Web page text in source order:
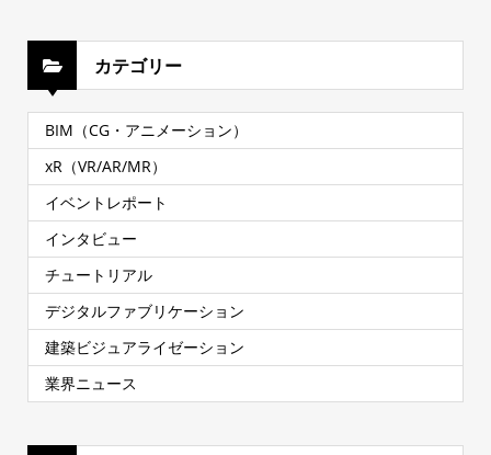
カテゴリー
BIM（CG・アニメーション）
xR（VR/AR/MR）
イベントレポート
インタビュー
チュートリアル
デジタルファブリケーション
建築ビジュアライゼーション
業界ニュース